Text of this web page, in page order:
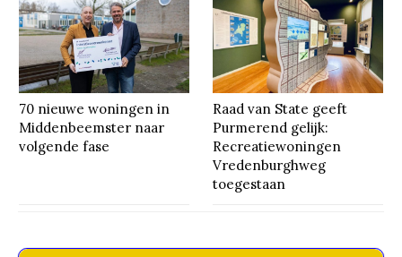
70 nieuwe woningen in
Middenbeemster naar
volgende fase
Raad van State geeft
Purmerend gelijk:
Recreatiewoningen
Vredenburghweg
toegestaan